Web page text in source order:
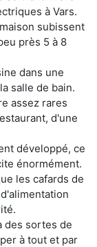
à Vars.
subissent
près 5 à 8
dans une
salle de bain.
assez rares
d'une
développé, ce
énormément.
les cafards de
des sortes de
à tout et par